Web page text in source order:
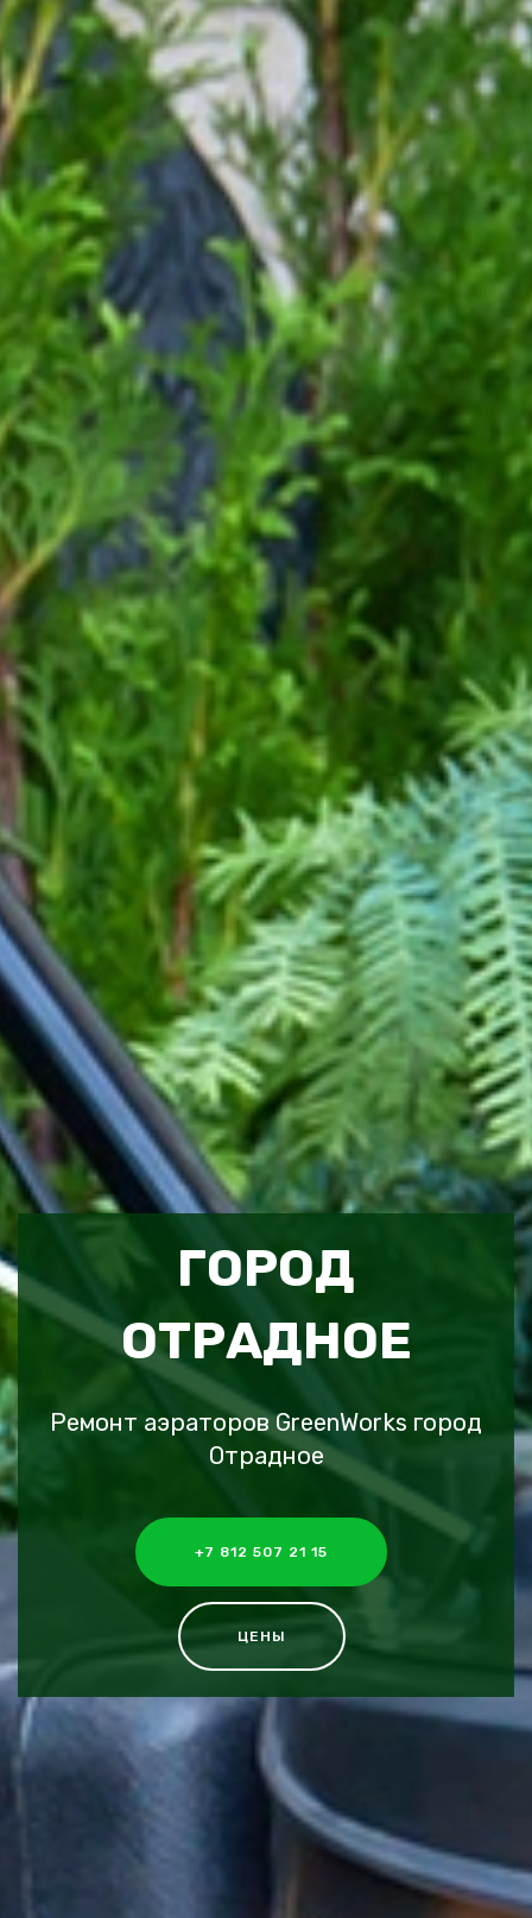
ГОРОД
ОТРАДНОЕ
Ремонт аэраторов GreenWorks город
Отрадное
+7 812 507 21 15
ЦЕНЫ